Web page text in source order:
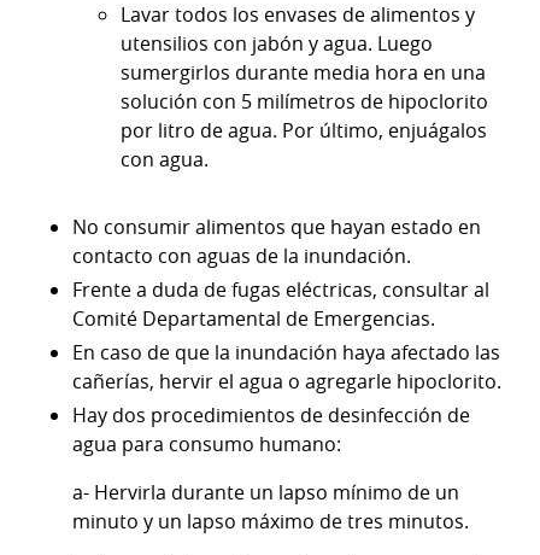
Lavar todos los envases de alimentos y
utensilios con jabón y agua. Luego
sumergirlos durante media hora en una
solución con 5 milímetros de hipoclorito
por litro de agua. Por último, enjuágalos
con agua.
No consumir alimentos que hayan estado en
contacto con aguas de la inundación.
Frente a duda de fugas eléctricas, consultar al
Comité Departamental de Emergencias.
En caso de que la inundación haya afectado las
cañerías, hervir el agua o agregarle hipoclorito.
Hay dos procedimientos de desinfección de
agua para consumo humano:
a- Hervirla durante un lapso mínimo de un
minuto y un lapso máximo de tres minutos.